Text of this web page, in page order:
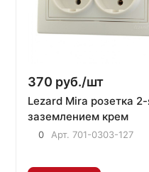
370 руб./шт
Lezard Mira розетка
заземлением крем
0 Арт. 701-0303-127